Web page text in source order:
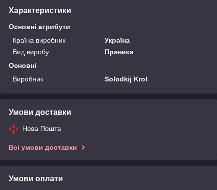
Характеристики
Основні атрибути
Країна виробник
Україна
Вид виробу
Пряники
Основні
Виробник
Solodkij Krol
Умови доставки
Нова Пошта
Всі умови доставки
Умови оплати